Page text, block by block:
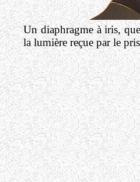
Un diaphragme à iris,
la lumière reçue par le